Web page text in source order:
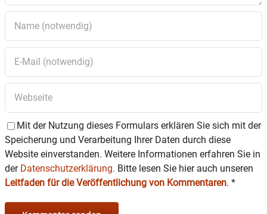
Mit der Nutzung dieses Formulars erklären Sie sich mit der
Speicherung und Verarbeitung Ihrer Daten durch diese
Website einverstanden. Weitere Informationen erfahren Sie in
der Datenschutzerklärung. Bitte lesen Sie hier auch unseren
Leitfaden für die Veröffentlichung von Kommentaren. *